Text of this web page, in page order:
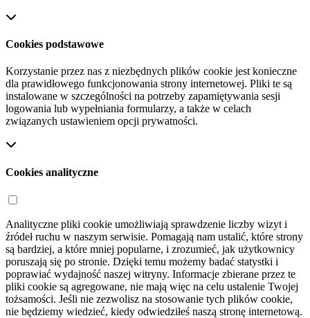
Cookies podstawowe
Korzystanie przez nas z niezbędnych plików cookie jest konieczne
dla prawidłowego funkcjonowania strony internetowej. Pliki te są
instalowane w szczególności na potrzeby zapamiętywania sesji
logowania lub wypełniania formularzy, a także w celach
związanych ustawieniem opcji prywatności.
Cookies analityczne
Analityczne pliki cookie umożliwiają sprawdzenie liczby wizyt i
źródeł ruchu w naszym serwisie. Pomagają nam ustalić, które strony
są bardziej, a które mniej popularne, i zrozumieć, jak użytkownicy
poruszają się po stronie. Dzięki temu możemy badać statystki i
poprawiać wydajność naszej witryny. Informacje zbierane przez te
pliki cookie są agregowane, nie mają więc na celu ustalenie Twojej
tożsamości. Jeśli nie zezwolisz na stosowanie tych plików cookie,
nie będziemy wiedzieć, kiedy odwiedziłeś naszą stronę internetową.